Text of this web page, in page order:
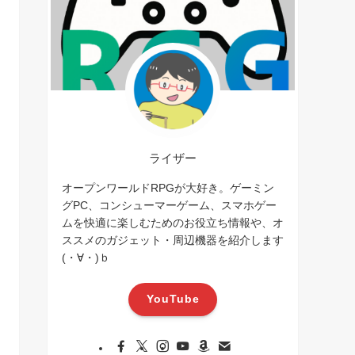
ライザー
オープンワールドRPGが大好き。ゲーミン
グPC、コンシューマーゲーム、スマホゲー
ムを快適に楽しむためのお役立ち情報や、オ
ススメのガジェット・周辺機器を紹介します
(・∀・)ｂ
YouTube